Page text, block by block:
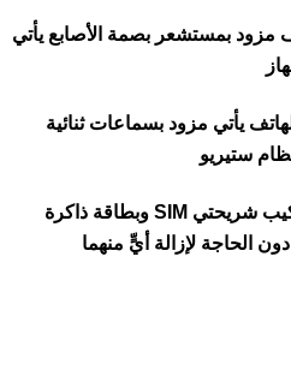
مزود بمستشعر بصمة الأصابع يأتي
يأتي مزود بسماعات ثنائية
ستيريو
الهاتف يدعم تركيب شريحتي SIM وبطاقة ذاكرة
الحاجة لإزالة أيٍّ منهما